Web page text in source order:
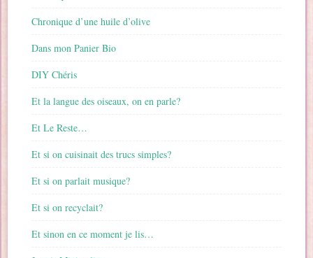
Chronique d’une huile d’olive
Dans mon Panier Bio
DIY Chéris
Et la langue des oiseaux, on en parle?
Et Le Reste…
Et si on cuisinait des trucs simples?
Et si on parlait musique?
Et si on recyclait?
Et sinon en ce moment je lis…